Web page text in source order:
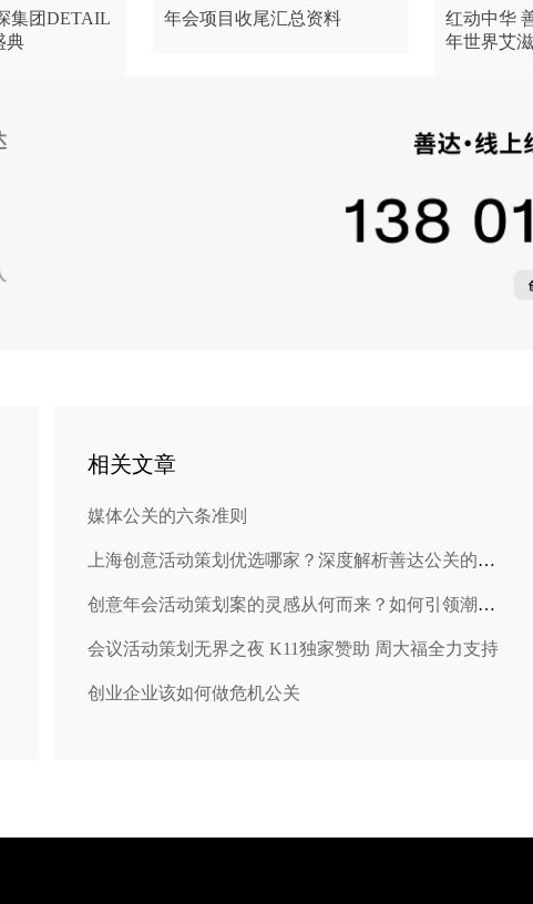
集团DETAIL
典
年会项目收尾汇总资料
红动中华
年世界艾
相关文章
媒体公关的六条准则
上海创意活动策划优选哪家？深度解析善达公关的卓越之道
创意年会活动策划案的灵感从何而来？如何引领潮流与创新？
会议活动策划无界之夜 K11独家赞助 周大福全力支持
创业企业该如何做危机公关